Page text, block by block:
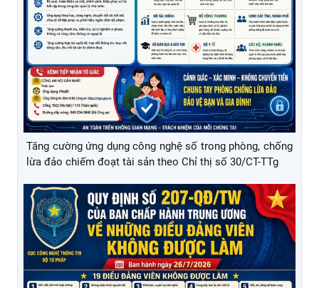
Tăng cường ứng dụng công nghệ số trong phòng, chống
lừa đảo chiếm đoạt tài sản theo Chỉ thị số 30/CT-TTg